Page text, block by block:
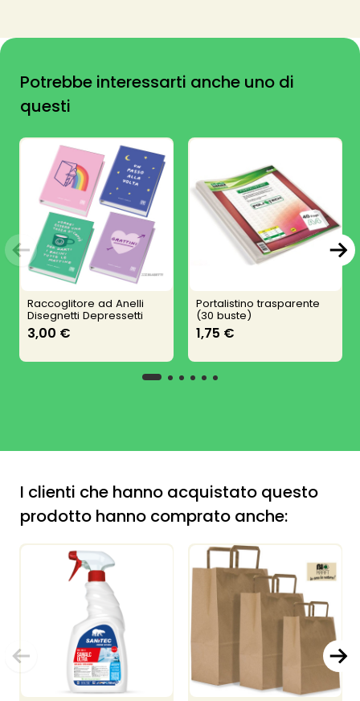
Potrebbe interessarti anche uno di
questi
Raccoglitore ad Anelli
Disegnetti Depressetti
3,00 €
Portalistino trasparente
(30 buste)
1,75 €
I clienti che hanno acquistato questo
prodotto hanno comprato anche: